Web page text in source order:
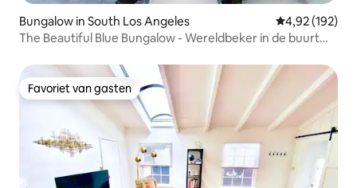
Bungalow in South Los Angeles Gemiddelde
4,92 (192)
The Beautiful Blue Bungalow - Wereldbeker in de buurt
Favoriet van gasten
Favoriet van gasten